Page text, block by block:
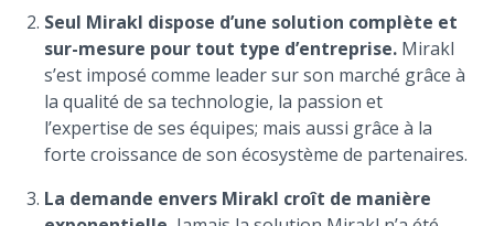
Seul Mirakl dispose d’une solution complète et
sur-mesure pour tout type d’entreprise. Mirakl
s’est imposé comme leader sur son marché grâce à
la qualité de sa technologie, la passion et
l’expertise de ses équipes; mais aussi grâce à la
forte croissance de son écosystème de partenaires.
La demande envers Mirakl croît de manière